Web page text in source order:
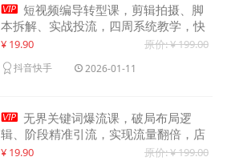
 短视频编导转型课，剪辑拍摄、脚
本拆解、实战投流，四周系统教学，快
速入行月入2w+
¥ 19.90 原价: ¥ 199.00
抖音快手 2026-01-11
 无界关键词爆流课，破局布局逻
辑、阶段精准引流，实现流量翻倍，店
铺业绩增长50%+
¥ 19.90 原价: ¥ 199.00